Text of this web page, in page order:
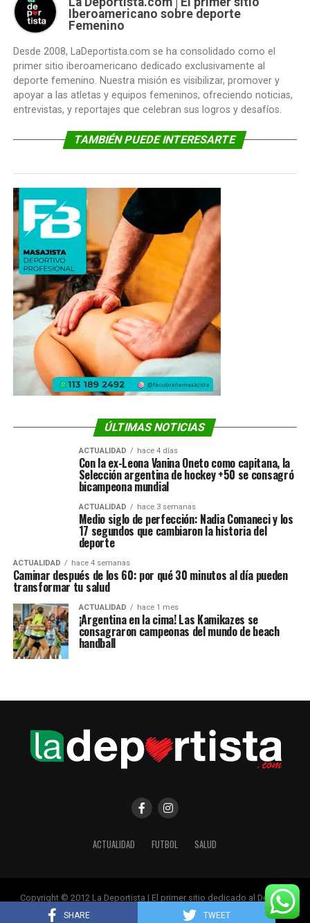
SHARE TWEET
Iberoamericano sobre deporte
Femenino
Desde 2008, LaDeportista.com se ha consolidado como el
primer sitio iberoamericano dedicado exclusivamente al
deporte femenino. Nuestra misión es visibilizar, promover y
apoyar a las atletas y equipos femeninos, ofreciendo noticias,
entrevistas, y reportajes que celebran sus logros y desafíos.
TAMBIÉN PUEDE INTERESARTE
ÚLTIMAS NOTICIAS
ACTUALIDAD hace 4 días
Con la ex-Leona Vanina Oneto como capitana, la
Selección argentina de hockey +50 se consagró
bicampeona mundial
ACTUALIDAD hace 3 semanas
Medio siglo de perfección: Nadia Comaneci y los
17 segundos que cambiaron la historia del
deporte
ACTUALIDAD hace 4 semanas
Caminar después de los 60: por qué 30 minutos al día pueden
transformar tu salud
ACTUALIDAD hace 1 mes
¡Argentina en la cima! Las Kamikazes se
consagraron campeonas del mundo de beach
handball
ACTUALIDAD FUTBOL SALUD
Copyright © 2012 La Deportista | El primer sitio dedicado al Deporte